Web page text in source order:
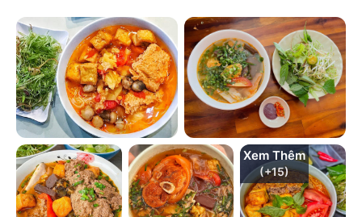
Xem Thêm
(+15)